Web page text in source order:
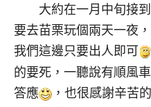
大約在一月中旬接到
要去苗栗玩個兩天一夜
我們這邊只要出人即可
的要死，一聽說有順風
答應
，也很感謝辛苦